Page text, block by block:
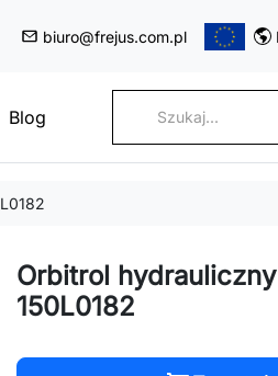
biuro@frejus.com.pl
Blog
Orbitrol
150L0182